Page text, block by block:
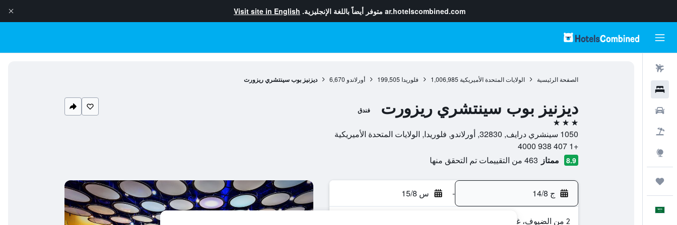
ar.hotelscombined.com متوفر أيضاً باللغة الإنجليزية. Visit site in English
الصفحة الرئيسية الولايات المتحدة الأميريكية 1,006,985 فلوريدا 199,505 أورلاندو 6,670 ديزنيز بوب سينتشري ريزورت
ديزنيز بوب سينتشري ريزورت فندق
3 نجوم
1050 سينشري درايف, 32830, أورلاندو, فلوريدا, الولايات المتحدة الأميريكية
+1 407 938 4000
8.9 ممتاز 463 من التقييمات تم التحقق منها
ج 14/8 - س 15/8
2 من الضيوف، غرفة واحدة